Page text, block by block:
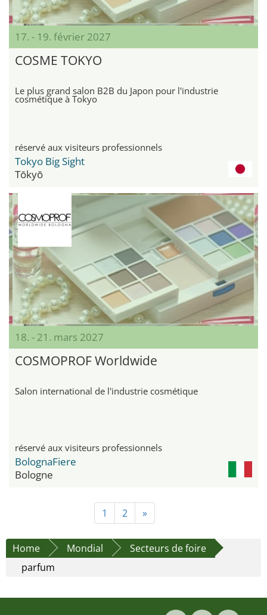
17. - 19. février 2027
COSME TOKYO
Le plus grand salon B2B du Japon pour l'industrie
cosmétique à Tokyo
réservé aux visiteurs professionnels
Tokyo Big Sight
Tōkyō
18. - 21. mars 2027
COSMOPROF Worldwide
Salon international de l'industrie cosmétique
réservé aux visiteurs professionnels
BolognaFiere
Bologne
1 2 »
Home Mondial
Secteurs de foire
parfum